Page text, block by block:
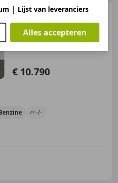
KTM 890 Duke GP
€ 10.790
-/-
| Lijst van leveranciers
Alles accepteren